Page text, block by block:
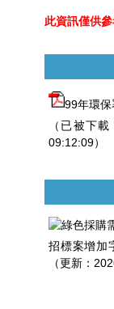
此資訊僅供
99年環
（已被下
09:12:09）
招標案增加
（更新：